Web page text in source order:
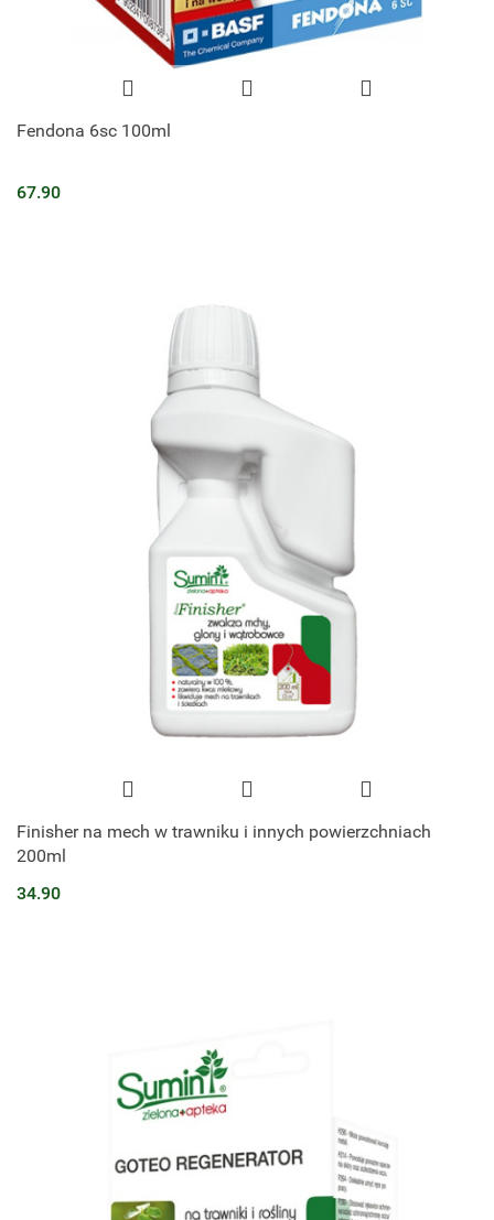
Fendona 6sc 100ml
67.90
Finisher na mech w trawniku i innych powierzchniach
200ml
34.90